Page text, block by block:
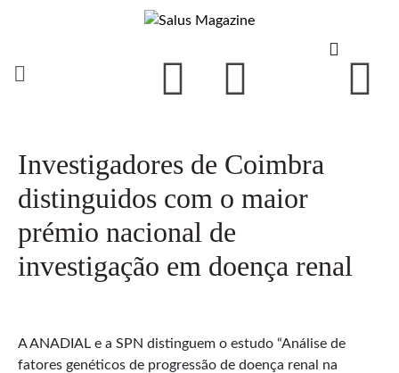
Investigadores de Coimbra
distinguidos com o maior
prémio nacional de
investigação em doença renal
A ANADIAL e a SPN distinguem o estudo “Análise de
fatores genéticos de progressão de doença renal na